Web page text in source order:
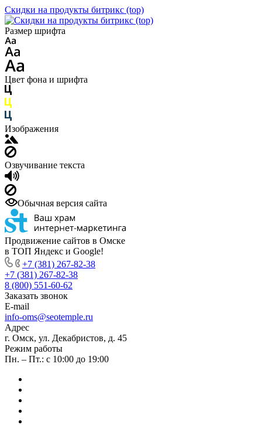
Скидки на продукты битрикс (top)
Размер шрифта
Цвет фона и шрифта
Изображения
Озвучивание текста
Обычная версия сайта
Продвижение сайтов в Омске
в ТОП Яндекс и Google!
+7 (381) 267-82-38
+7 (381) 267-82-38
8 (800) 551-60-62
Заказать звонок
E-mail
info-oms@seotemple.ru
Адрес
г. Омск, ул. Декабристов, д. 45
Режим работы
Пн. – Пт.: с 10:00 до 19:00